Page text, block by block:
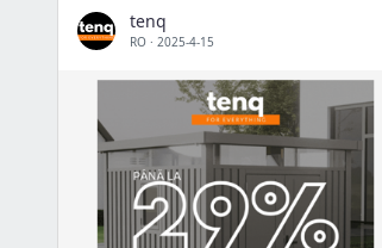
tenq
RO · 2025-4-15